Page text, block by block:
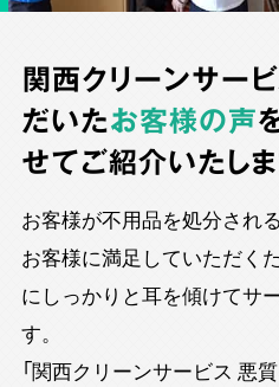
関西クリーンサー
だいたお客様の声
せてご紹介いたしま
お客様が不用品を処分され
お客様に満足していただく
にしっかりと耳を傾けてサ
す。
「関西クリーンサービス 悪